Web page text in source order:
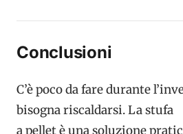
Conclusioni
C’è poco da fare durante
bisogna riscaldarsi. La stufa
a pellet è una soluzione